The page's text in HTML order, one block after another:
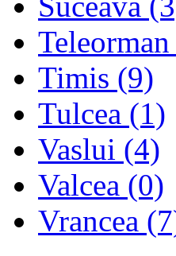
Timis (9)
Tulcea (1)
Vaslui (4)
Valcea (0)
Vrancea